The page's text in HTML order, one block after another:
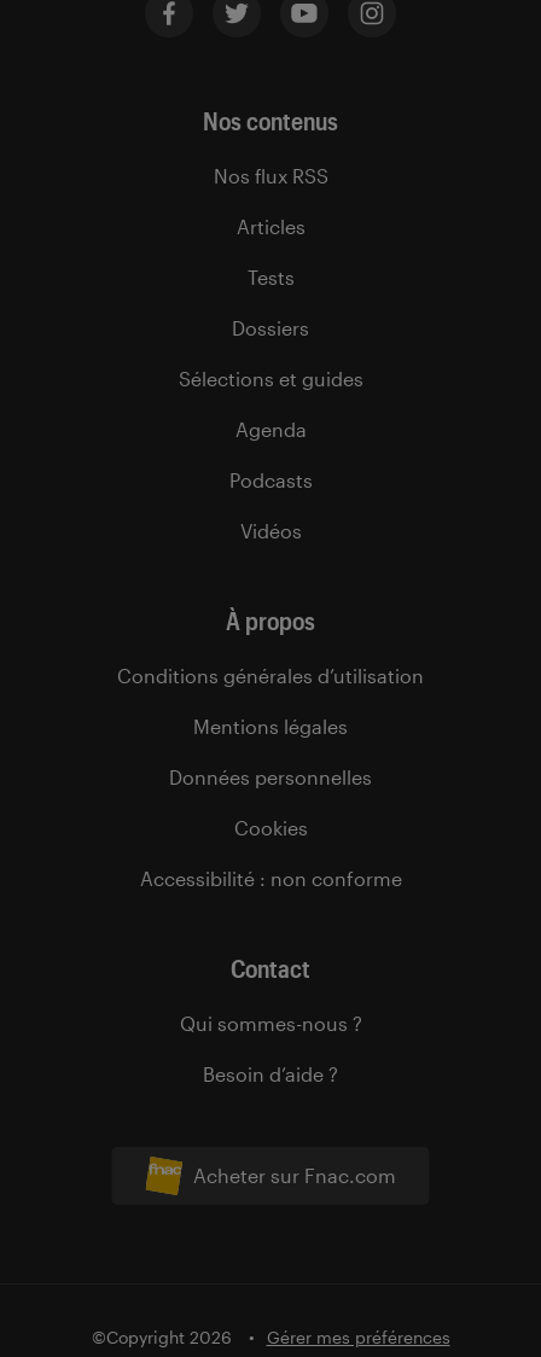
Acheter sur Fnac.com
Nos contenus
Nos flux RSS
Articles
Tests
Dossiers
Sélections et guides
Agenda
Podcasts
Vidéos
À propos
Conditions générales d’utilisation
Mentions légales
Données personnelles
Cookies
Accessibilité : non conforme
Contact
Qui sommes-nous ?
Besoin d’aide ?
©Copyright 2026 Gérer mes préférences